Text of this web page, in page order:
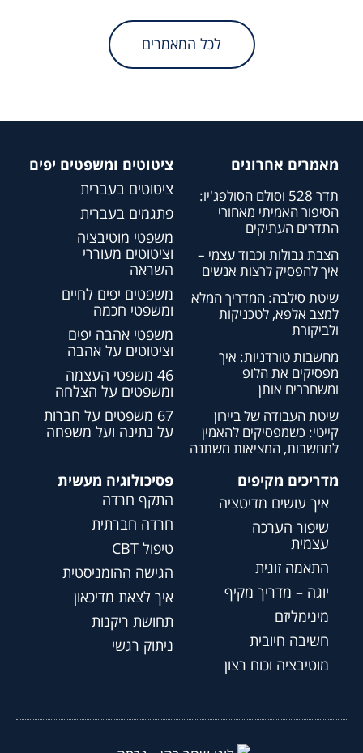
לכל המאמרים
מאמרים אחרונים
תדר 528 וסולם הסולפג'יו:
הסיפור האמיתי מאחורי
התדרים העתיקים
הצבת גבולות וכבוד עצמי –
איך להפסיק לרצות אנשים
שיטת סילבה: המדריך המלא
למצב אלפא, לטכניקות
ולביקורת
מחשבות טורדניות: איך
מפסיקים את הלופ
ומשחררים אותן
שיטת העבודה של ביירון
קייטי: כשמפסיקים להאמין
למחשבות, המציאות משתנה
ציטוטים ומשפטים יפים
ציטוטים בעברית
פתגמים בעברית
משפטי מוטיבציה
וציטוטים מעוררי
השראה
משפטים יפים לחיים
ומשפטי חכמה
משפטי אהבה יפים
וציטוטים על אהבה
46 משפטי העצמה
ומשפטים על הצלחה
67 משפטים על חברות
על נתינה ועל משפחה
מדריכים מקיפים
איך עושים מדיטציה
שיפור הערכה
עצמית
התאמה זוגית
יוגה – מדריך מקיף
מינימליזם
חשיבה חיובית
מוטיבציה וכוח רצון
פסיכולוגיה מעשית
התקף חרדה
חרדה חברתית
טיפול CBT
הגישה ההומניסטית
איך לצאת מדיכאון
תחושת ריקנות
ניתוק רגשי